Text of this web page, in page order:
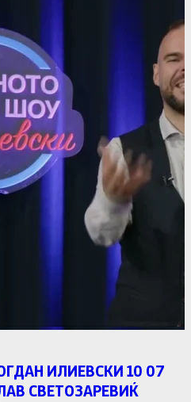
ИЛИЕВСКИ 10 07
СВЕТОЗАРЕВИЌ